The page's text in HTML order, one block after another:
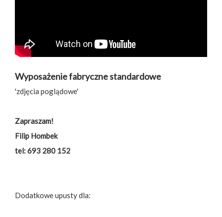
Wyposażenie fabryczne standardowe
'zdjęcia poglądowe'
Zapraszam!
Filip Hombek
tel: 693 280 152
Dodatkowe upusty dla: